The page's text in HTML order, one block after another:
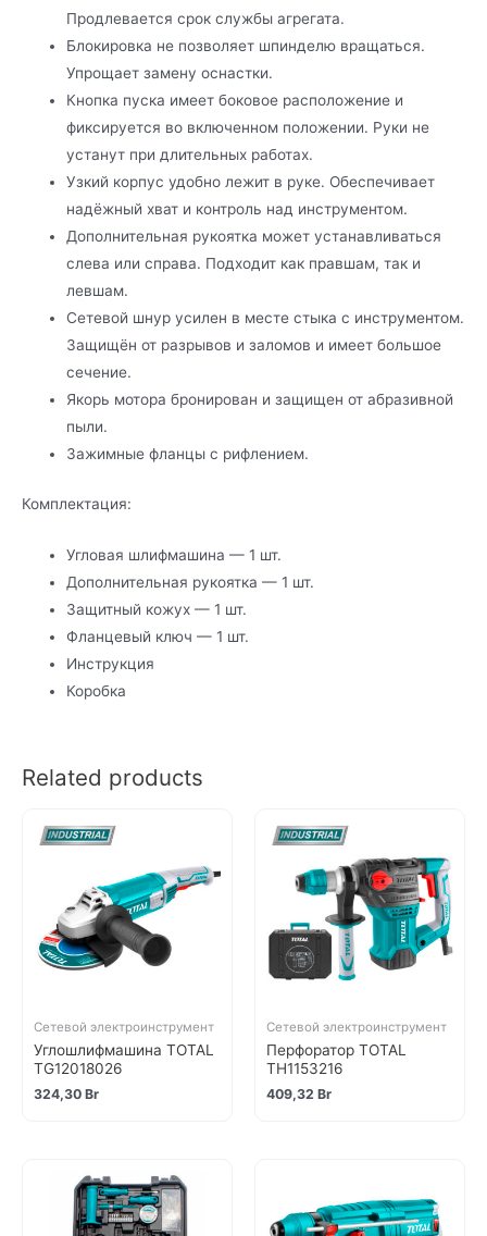
Продлевается срок службы агрегата.
Блокировка не позволяет шпинделю вращаться.
Упрощает замену оснастки.
Кнопка пуска имеет боковое расположение и
фиксируется во включенном положении. Руки не
устанут при длительных работах.
Узкий корпус удобно лежит в руке. Обеспечивает
надёжный хват и контроль над инструментом.
Дополнительная рукоятка может устанавливаться
слева или справа. Подходит как правшам, так и
левшам.
Сетевой шнур усилен в месте стыка с инструментом.
Защищён от разрывов и заломов и имеет большое
сечение.
Якорь мотора бронирован и защищен от абразивной
пыли.
Зажимные фланцы с рифлением.
Комплектация:
Угловая шлифмашина — 1 шт.
Дополнительная рукоятка — 1 шт.
Защитный кожух — 1 шт.
Фланцевый ключ — 1 шт.
Инструкция
Коробка
Related products
Сетевой электроинструмент
Углошлифмашина TOTAL
TG12018026
324,30 Br
Сетевой электроинструмент
Перфоратор TOTAL
TH1153216
409,32 Br